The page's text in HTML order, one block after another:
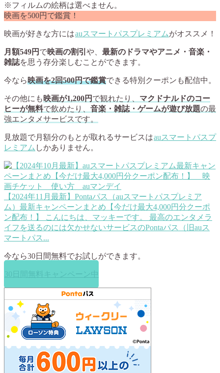
※フィルムの絵柄は選べません。
映画を500円で鑑賞！
映画が好きな方にはauスマートパスプレミアムがオススメ！
月額549円 で映画の割引 や、 最新のドラマやアニメ・音楽・
雑誌を思う存分楽しむことができます。
今なら映画を2回500円で鑑賞できる特別クーポンも配信中。
その他にも映画が1,200円 で観れたり、 マクドナルドのコー
ヒーが無料で飲めたり、 音楽・雑誌・ゲームが遊び放題の最
強エンタメサービスです。
見放題で月額分のもとが取れるサービスはauスマートパスプ
レミアム しかありません。
【2024年11月最新】Pontaパス（auスマートパスプレミア
ム）最新キャンペーンまとめ【今だけ最大4,000円分クーポ
ン配布！】
こんにちは、マッキーです。 最高のエンタメラ
イフを送るのには欠かせないサービスのPontaパス（旧auス
マートパス...
今なら30日間無料でお試しができます。
30日間無料キャンペーン中